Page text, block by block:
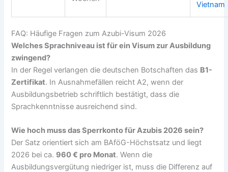
Vietnam
FAQ: Häufige Fragen zum Azubi-Visum 2026
Welches Sprachniveau ist für ein Visum zur Ausbildung
zwingend?
In der Regel verlangen die deutschen Botschaften das B1-
Zertifikat. In Ausnahmefällen reicht A2, wenn der
Ausbildungsbetrieb schriftlich bestätigt, dass die
Sprachkenntnisse ausreichend sind.
Wie hoch muss das Sperrkonto für Azubis 2026 sein?
Der Satz orientiert sich am BAföG-Höchstsatz und liegt
2026 bei ca. 960 € pro Monat. Wenn die
Ausbildungsvergütung niedriger ist, muss die Differenz auf